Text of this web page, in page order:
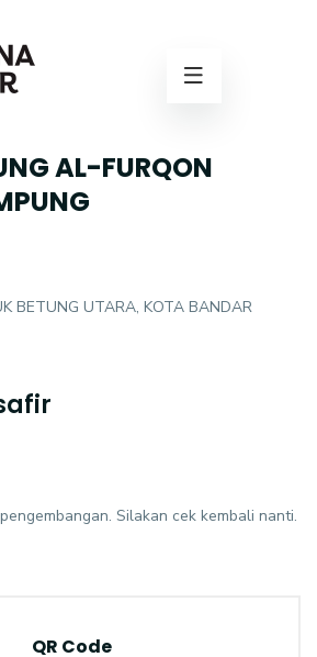
AL-FURQON
BETUNG UTARA, KOTA BANDAR
Silakan cek kembali nanti.
QR Code